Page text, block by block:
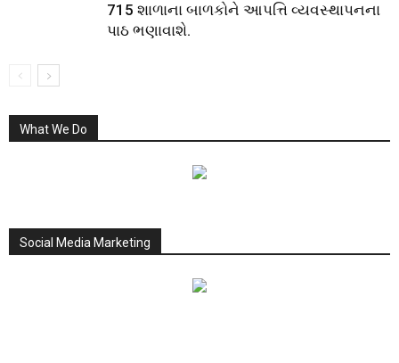
715 શાળાના બાળકોને આપત્તિ વ્યવસ્થાપનના
પાઠ ભણાવાશે.
What We Do
Social Media Marketing